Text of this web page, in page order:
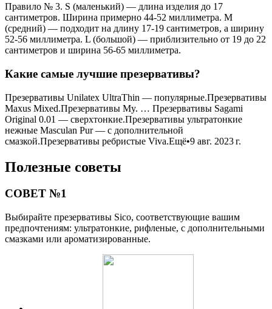
Правило № 3. S (маленький) — длина изделия до 17
сантиметров. Ширина примерно 44-52 миллиметра. M
(средний) — подходит на длину 17-19 сантиметров, а ширину
52-56 миллиметра. L (большой) — приблизительно от 19 до 22
сантиметров и ширина 56-65 миллиметра.
Какие самые лучшие презервативы?
Презервативы Unilatex UltraThin — популярные.Презервативы
Maxus Mixed.Презервативы My. … Презервативы Sagami
Original 0.01 — сверхтонкие.Презервативы ультратонкие
нежные Masculan Pur — c дополнительной
смазкой.Презервативы ребристые Viva.Ещё•9 авг. 2023 г.
Полезные советы
СОВЕТ №1
Выбирайте презервативы Sico, соответствующие вашим
предпочтениям: ультратонкие, рифленые, с дополнительными
смазками или ароматизированные.